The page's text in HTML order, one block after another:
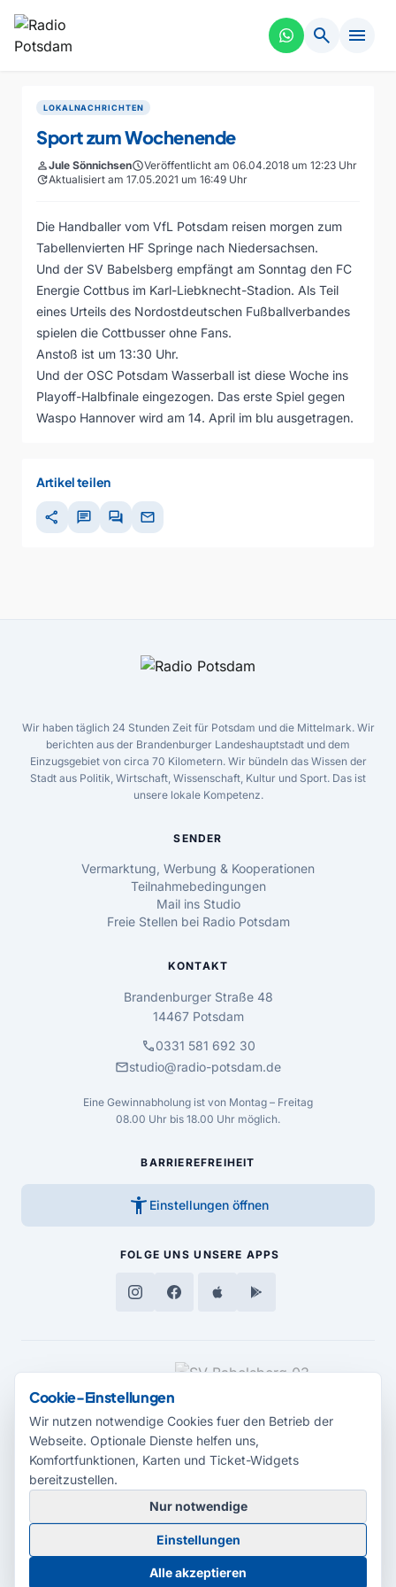
search menu
LOKALNACHRICHTEN
Sport zum Wochenende
personJule SönnichsenscheduleVeröffentlicht am 06.04.2018 um 12:23 Uhr
updateAktualisiert am 17.05.2021 um 16:49 Uhr
Die Handballer vom VfL Potsdam reisen morgen zum
Tabellenvierten HF Springe nach Niedersachsen.
Und der SV Babelsberg empfängt am Sonntag den FC
Energie Cottbus im Karl-Liebknecht-Stadion. Als Teil
eines Urteils des Nordostdeutschen Fußballverbandes
spielen die Cottbusser ohne Fans.
Anstoß ist um 13:30 Uhr.
Und der OSC Potsdam Wasserball ist diese Woche ins
Playoff-Halbfinale eingezogen. Das erste Spiel gegen
Waspo Hannover wird am 14. April im blu ausgetragen.
Artikel teilen
share chat forum mail
Wir haben täglich 24 Stunden Zeit für Potsdam und die Mittelmark. Wir
berichten aus der Brandenburger Landeshauptstadt und dem
Einzugsgebiet von circa 70 Kilometern. Wir bündeln das Wissen der
Stadt aus Politik, Wirtschaft, Wissenschaft, Kultur und Sport. Das ist
unsere lokale Kompetenz.
SENDER
Vermarktung, Werbung & Kooperationen
Teilnahmebedingungen
Mail ins Studio
Freie Stellen bei Radio Potsdam
KONTAKT
Brandenburger Straße 48
14467 Potsdam
call0331 581 692 30
mailstudio@radio-potsdam.de
Eine Gewinnabholung ist von Montag – Freitag
08.00 Uhr bis 18.00 Uhr möglich.
BARRIEREFREIHEIT
accessibility_new Einstellungen öffnen
FOLGE UNS UNSERE APPS
MEDIENPARTNER
© 2026 Radio Potsdam. Webseite entwickelt durch dieMedienagentur
Babelsberg
BarrierefreiheitserklärungAGBDatenschutzImpressum
Cookie-Einstellungen
Cookie-Einstellungen
Wir nutzen notwendige Cookies fuer den Betrieb der
Webseite. Optionale Dienste helfen uns,
Komfortfunktionen, Karten und Ticket-Widgets
bereitzustellen.
Nur notwendige
Einstellungen
Alle akzeptieren